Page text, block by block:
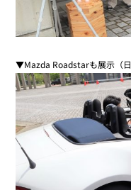
▼Mazda Roadstarも展示（日